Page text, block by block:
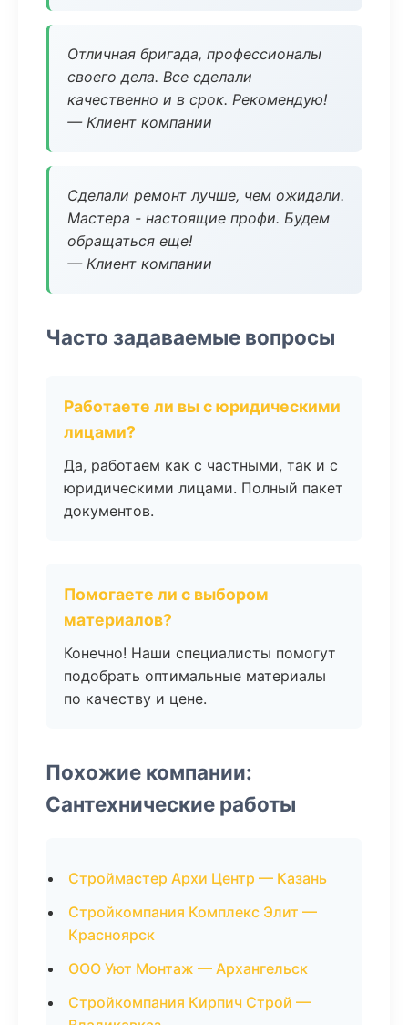
Отличная бригада, профессионалы
своего дела. Все сделали
качественно и в срок. Рекомендую!
— Клиент компании
Сделали ремонт лучше, чем ожидали.
Мастера - настоящие профи. Будем
обращаться еще!
— Клиент компании
Часто задаваемые вопросы
Работаете ли вы с юридическими
лицами?
Да, работаем как с частными, так и с
юридическими лицами. Полный пакет
документов.
Помогаете ли с выбором
материалов?
Конечно! Наши специалисты помогут
подобрать оптимальные материалы
по качеству и цене.
Похожие компании:
Сантехнические работы
Строймастер Архи Центр — Казань
Стройкомпания Комплекс Элит —
Красноярск
ООО Уют Монтаж — Архангельск
Стройкомпания Кирпич Строй —